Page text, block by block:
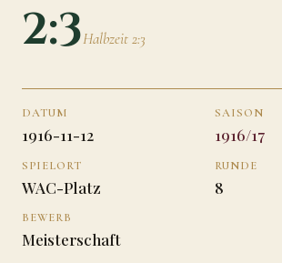
2:3Halbzeit 2:3
DATUM
1916-11-12
SAISON
1916/17
SPIELORT
WAC-Platz
RUNDE
8
BEWERB
Meisterschaft